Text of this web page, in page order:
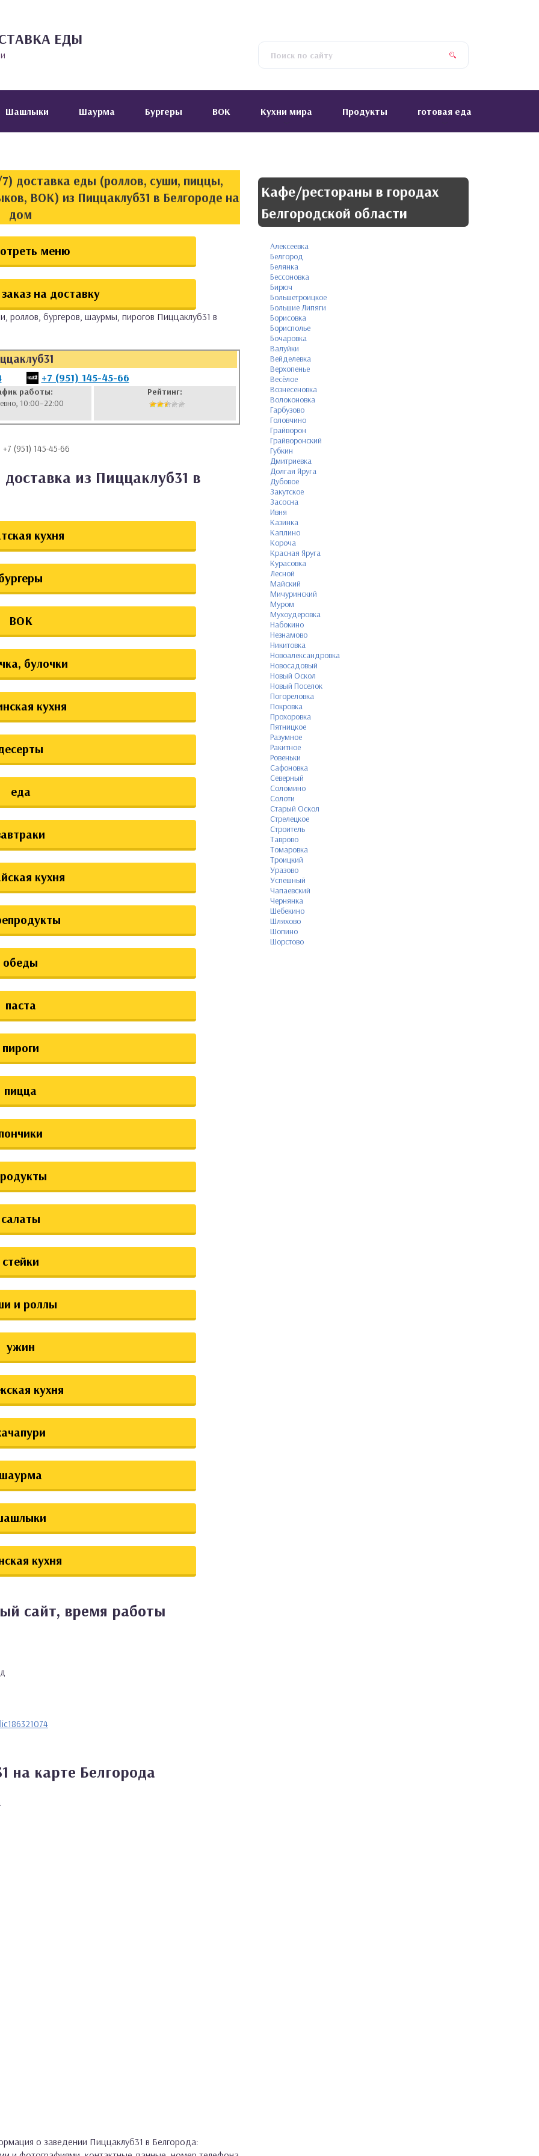
ЕДЫ
Шашлыки Шаурма Бургеры ВОК Кухни мира Продукты готовая еда
доставка еды (роллов, суши, пиццы,
ВОК) из Пиццаклуб31 в Белгороде на
дом
меню
на доставку
роллов, бургеров, шаурмы, пирогов Пиццаклуб31 в
+7 (951) 145-45-66
работы:
10:00–22:00
Рейтинг:
(951) 145-45-66
из Пиццаклуб31 в
кухня
ВОК
булочки
кухня
еда
кухня
обеды
паста
пироги
пицца
салаты
стейки
и роллы
ужин
кухня
кухня
сайт, время работы
на карте Белгорода
о заведении Пиццаклуб31 в Белгорода:
Кафе/рестораны в городах
Белгородской области
Алексеевка
Белгород
Белянка
Бессоновка
Бирюч
Большетроицкое
Большие Липяги
Борисовка
Борисполье
Бочаровка
Валуйки
Вейделевка
Верхопенье
Весёлое
Вознесеновка
Волоконовка
Гарбузово
Головчино
Грайворон
Грайворонский
Губкин
Дмитриевка
Долгая Яруга
Дубовое
Закутское
Засосна
Ивня
Казинка
Каплино
Короча
Красная Яруга
Курасовка
Лесной
Майский
Мичуринский
Муром
Мухоудеровка
Набокино
Незнамово
Никитовка
Новоалександровка
Новосадовый
Новый Оскол
Новый Поселок
Погореловка
Покровка
Прохоровка
Пятницкое
Разумное
Ракитное
Ровеньки
Сафоновка
Северный
Соломино
Солоти
Старый Оскол
Стрелецкое
Строитель
Таврово
Томаровка
Троицкий
Уразово
Успешный
Чапаевский
Чернянка
Шебекино
Шляхово
Шопино
Шорстово